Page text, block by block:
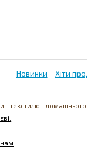
Новинки Хіти
текстилю,
нам